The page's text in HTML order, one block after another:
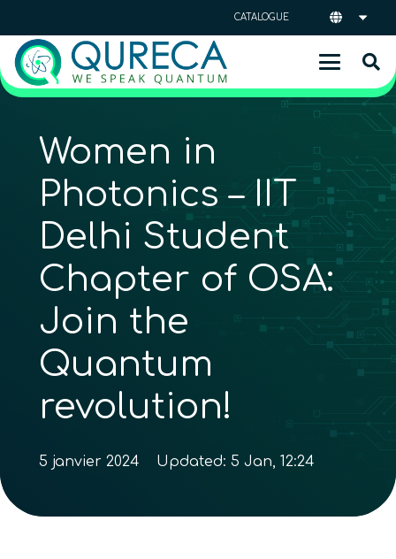
CATALOGUE
Women in
Photonics – IIT
Delhi Student
Chapter of OSA:
Join the
Quantum
revolution!
5 janvier 2024 Updated:5 Jan, 12:24